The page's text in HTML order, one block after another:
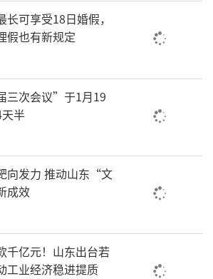
可享受18日婚假，
假也有新规定
三次会议”于1月19
半
向发力 推动山东“文
成效
千亿元！山东出台若
工业经济稳进提质